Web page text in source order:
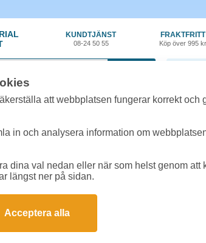
KUNDTJÄNST
08-24 50 55
FRAKTFRITT
Köp över 995 kr
Brother»Bläck Brother LC225XLM 1,2k
Bläck Brother
Kapacitet: Ca. 1.200 sidor i
DCPJ4120DW / MFCJ4620DW /
att webbplatsen fungerar korrekt och
in och analysera information om
dina val nedan eller när som helst genom att
längst ner på sidan.
Acceptera alla